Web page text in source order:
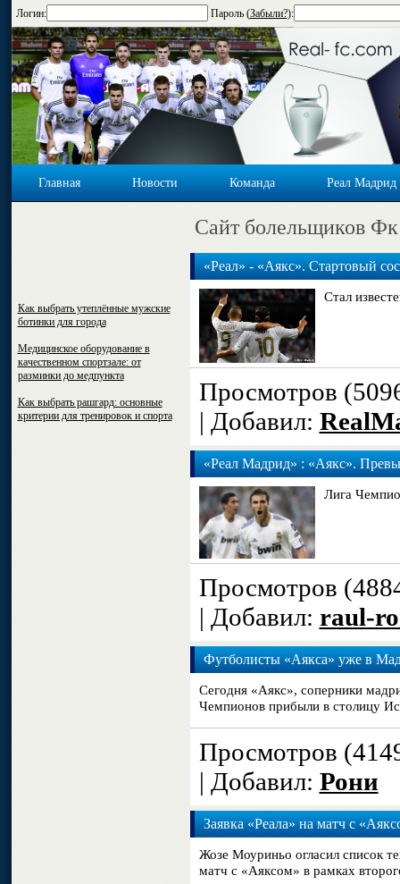
Логин: Пароль (Забыли?):
Главная Новости Команда Реал Мадрид
Cайт болельщиков
Как выбрать утеплённые мужские
ботинки для города
Медицинское оборудование в
качественном спортзале: от
разминки до медпункта
Как выбрать рашгард: основные
критерии для тренировок и спорта
«Реал» - «Аякс». Стартовый
Стал
Просмотров
| Добавил:
«Реал Мадрид» : «Аякс».
Лига
Просмотров
| Добавил: raul-
Футболисты «Аякса» уже в
Сегодня «Аякс», соперники
Чемпионов прибыли в столицу
Просмотров
| Добавил: Рони
Заявка «Реала» на матч с
Жозе Моуриньо огласил список
матч с «Аяксом» в рамках